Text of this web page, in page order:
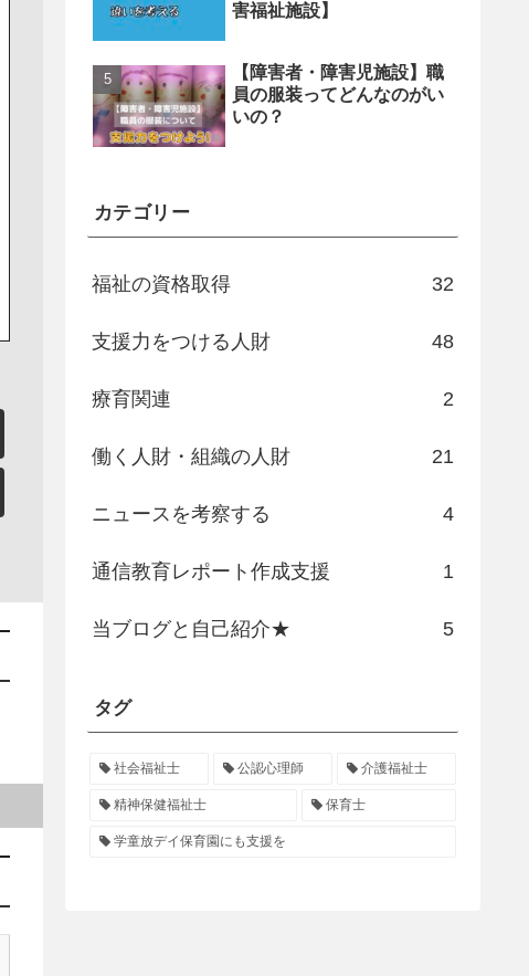
害福祉施設】
【障害者・障害児施設】職
員の服装ってどんなのがい
いの？
カテゴリー
福祉の資格取得 32
支援力をつける人財 48
療育関連 2
働く人財・組織の人財 21
ニュースを考察する 4
通信教育レポート作成支援 1
当ブログと自己紹介★ 5
タグ
社会福祉士 公認心理師 介護福祉士
精神保健福祉士 保育士
学童放デイ保育園にも支援を